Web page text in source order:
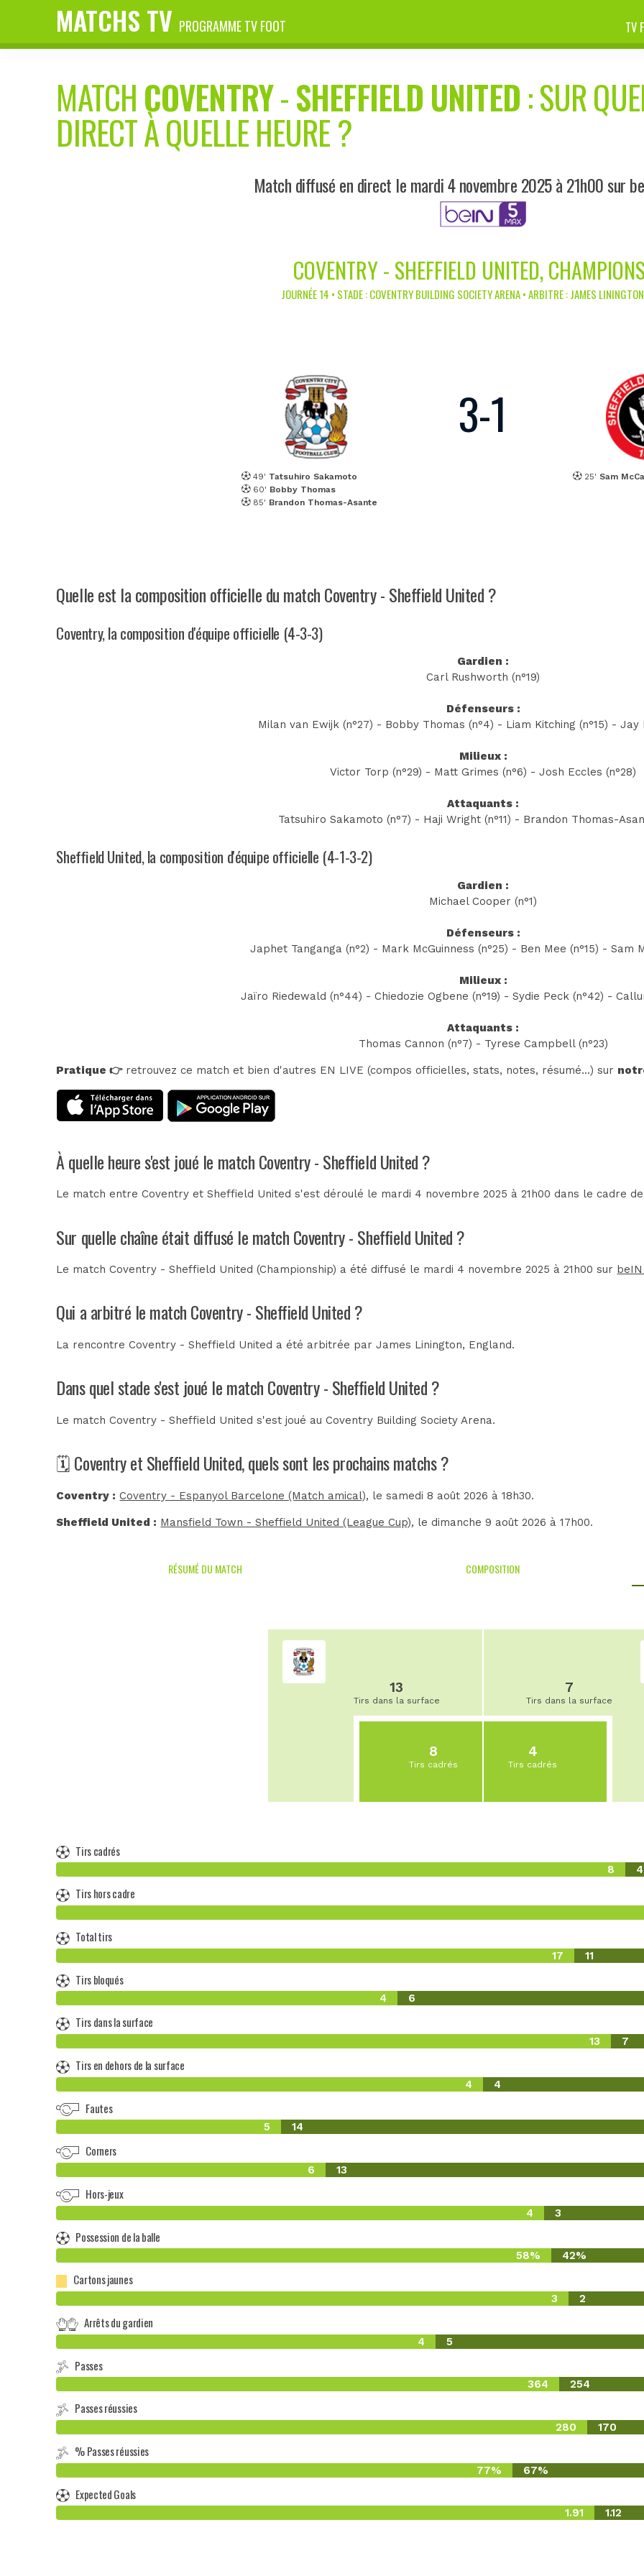
MATCHS TV PROGRAMME TV FOOT TV
MATCHCOVENTRY-SHEFFIELD UNITED: SUR
DIRECT À QUELLE HEURE ?
Match diffusé en direct le mardi 4 novembre 2025 à 21h00 sur
COVENTRY - SHEFFIELD UNITED,
JOURNÉE 14 • STADE : COVENTRY BUILDING SOCIETY ARENA • ARBITRE : JAMES
49' Tatsuhiro Sakamoto
60' Bobby Thomas
85' Brandon Thomas-Asante
3-1
25'Sam
Quelle est la composition officielle du match Coventry - Sheffield United ?
Coventry, la composition d'équipe officielle (4-3-3)
Gardien :
Carl Rushworth (n°19)
Défenseurs :
Milan van Ewijk (n°27) - Bobby Thomas (n°4) - Liam Kitching (n°15) - Jay
Milieux :
Victor Torp (n°29) - Matt Grimes (n°6) - Josh Eccles (n°28)
Attaquants :
Tatsuhiro Sakamoto (n°7) - Haji Wright (n°11) - Brandon Thomas-
Sheffield United, la composition d'équipe officielle (4-1-3-2)
Gardien :
Michael Cooper (n°1)
Défenseurs :
Japhet Tanganga (n°2) - Mark McGuinness (n°25) - Ben Mee (n°15) - Sam
Milieux :
Jaïro Riedewald (n°44) - Chiedozie Ogbene (n°19) - Sydie Peck (n°42) -
Attaquants :
Thomas Cannon (n°7) - Tyrese Campbell (n°23)
Pratique 👉retrouvez ce match et bien d'autres EN LIVE (compos officielles, stats, notes, résumé...) sur
À quelle heure s'est joué le match Coventry - Sheffield United ?
Le match entre Coventry et Sheffield United s'est déroulé le mardi 4 novembre 2025 à 21h00 dans le cadre
Sur quelle chaîne était diffusé le match Coventry - Sheffield United ?
Le match Coventry - Sheffield United (Championship) a été diffusé le mardi 4 novembre 2025 à 21h00 sur
Qui a arbitré le match Coventry - Sheffield United ?
La rencontre Coventry - Sheffield United a été arbitrée parJames Linington, England.
Dans quel stade s'est joué le match Coventry - Sheffield United ?
Le match Coventry - Sheffield United s'est joué auCoventry Building Society Arena.
🗓️ Coventry et Sheffield United, quels sont les prochains matchs ?
Coventry : Coventry - Espanyol Barcelone (Match amical), le samedi 8 août 2026 à 18h30.
Sheffield United : Mansfield Town - Sheffield United (League Cup), le dimanche 9 août 2026 à 17h00.
RÉSUMÉ DU MATCH COMPOSITION
13
Tirs dans la surface
8
Tirs cadrés
7
Tirs dans la surface
4
Tirs cadrés
Tirs cadrés
8 4
Tirs hors cadre
Total tirs
17 11
Tirs bloqués
4 6
Tirs dans la surface
13 7
Tirs en dehors de la surface
4 4
Fautes
5 14
Corners
6 13
Hors-jeux
4 3
Possession de la balle
58% 42%
Cartons jaunes
3 2
Arrêts du gardien
4 5
Passes
364 254
Passes réussies
280 170
% Passes réussies
77% 67%
Expected Goals
1.91 1.12